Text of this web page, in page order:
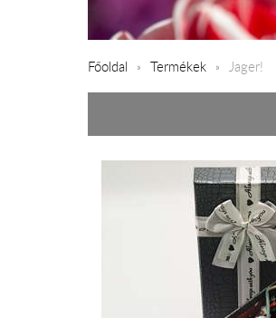
Főoldal Termékek Jager!